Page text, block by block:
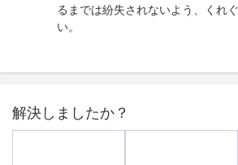
るまでは紛失されないよう、くれ
い。
解決しましたか？